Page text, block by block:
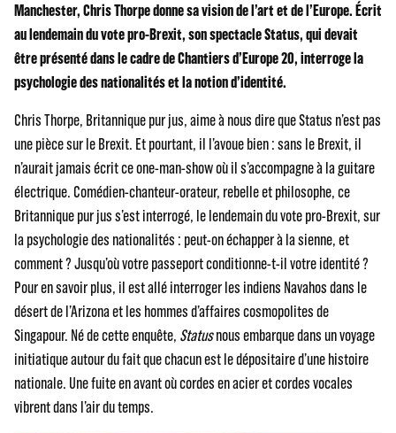
Manchester, Chris Thorpe donne sa vision de l’art et de l’Europe. Écrit
au lendemain du vote pro-Brexit, son spectacle Status, qui devait
être présenté dans le cadre de Chantiers d’Europe 20, interroge la
psychologie des nationalités et la notion d’identité.
Chris Thorpe, Britannique pur jus, aime à nous dire que Status n’est pas
une pièce sur le Brexit. Et pourtant, il l’avoue bien : sans le Brexit, il
n’aurait jamais écrit ce one-man-show où il s’accompagne à la guitare
électrique. Comédien-chanteur-orateur, rebelle et philosophe, ce
Britannique pur jus s’est interrogé, le lendemain du vote pro-Brexit, sur
la psychologie des nationalités : peut-on échapper à la sienne, et
comment ? Jusqu’où votre passeport conditionne-t-il votre identité ?
Pour en savoir plus, il est allé interroger les indiens Navahos dans le
désert de l’Arizona et les hommes d’affaires cosmopolites de
Singapour. Né de cette enquête, Statusnous embarque dans un voyage
initiatique autour du fait que chacun est le dépositaire d’une histoire
nationale. Une fuite en avant où cordes en acier et cordes vocales
vibrent dans l’air du temps.